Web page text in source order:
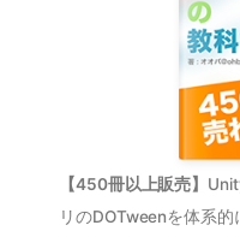
【450冊以上販売】
リのDOTweenを体系